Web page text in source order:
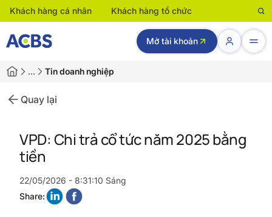
Khách hàng cá nhân Khách hàng tổ chức
Mở tài khoản
… Tin doanh nghiệp
Quay lại
VPD: Chi trả cổ tức năm 2025 bằng
tiền
22/05/2026 - 8:31:10 Sáng
Share: